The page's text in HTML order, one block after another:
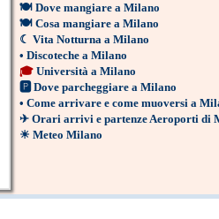
🍽 Dove mangiare a Milano
🍽 Cosa mangiare a Milano
☾ Vita Notturna a Milano
• Discoteche a Milano
🎓 Università a Milano
🅿 Dove parcheggiare a Milano
• Come arrivare e come muoversi a
✈ Orari arrivi e partenze Aeroporti di
☀ Meteo Milano